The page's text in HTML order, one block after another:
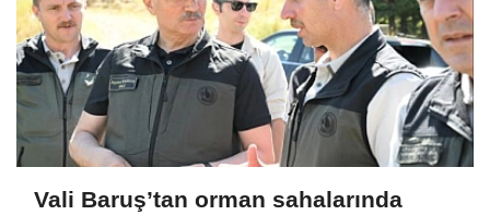
Vali Baruş’tan orman sahalarında